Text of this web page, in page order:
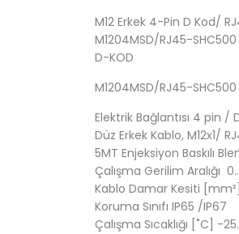
M12 Erkek 4-Pin D Kod/
M1204MSD/RJ45-SHC500
D-KOD
M1204MSD/RJ45-SHC500
Elektrik Bağlantısı 4 pin /
Düz Erkek Kablo, M12x1/
5MT Enjeksiyon Baskılı
Çalışma Gerilim Aralığı
Kablo Damar Kesiti
Koruma Sınıfı IP65 /IP67
Çalışma Sıcaklığı [˚C] -